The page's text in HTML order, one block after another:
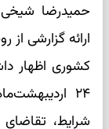
حمیدرضا
ارائه گزارشی
کشوری اظهار